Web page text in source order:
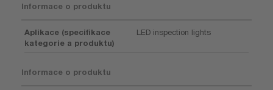
Informace o produktu
Aplikace (specifikace
kategorie a produktu)
LED inspection lights
Informace o produktu